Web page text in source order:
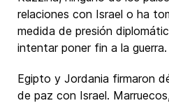
relaciones con Israel o ha
medida de presión
intentar poner fin a la guerra.
Egipto y Jordania firmaron
de paz con Israel.